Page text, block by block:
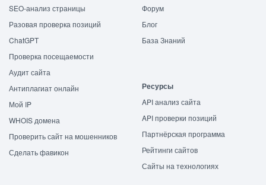
SEO-анализ страницы
Разовая проверка позиций
ChatGPT
Проверка посещаемости
Аудит сайта
Антиплагиат онлайн
Мой IP
WHOIS домена
Проверить сайт на мошенников
Сделать фавикон
Форум
Блог
База Знаний
Ресурсы
API анализ сайта
API проверки позиций
Партнёрская программа
Рейтинги сайтов
Сайты на технологиях